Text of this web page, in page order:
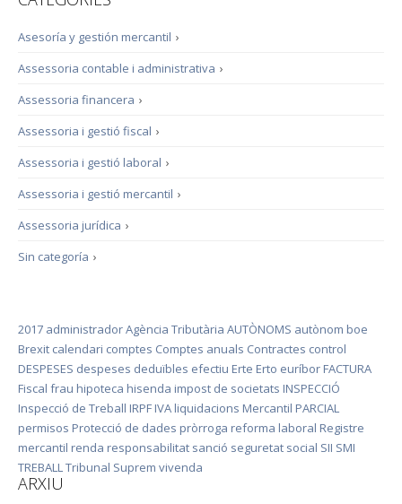
›
Asesoría y gestión mercantil
›
Assessoria contable i administrativa
›
Assessoria financera
›
Assessoria i gestió fiscal
›
Assessoria i gestió laboral
›
Assessoria i gestió mercantil
›
Assessoria jurídica
›
Sin categoría
2017 administradorAgència Tributària AUTÒNOMS autònom boe
Brexit calendari comptes Comptes anuals Contractes control
DESPESES despeses deduïbles efectiu Erte Erto euríbor FACTURA
Fiscal frau hipoteca hisenda impost de societats INSPECCIÓ
Inspecció de Treball IRPF IVA liquidacions Mercantil PARCIAL
permisos Protecció de dades pròrroga reforma laboral Registre
mercantil renda responsabilitat sanció seguretat social SII SMI
TREBALLTribunal Suprem vivenda
ARXIU